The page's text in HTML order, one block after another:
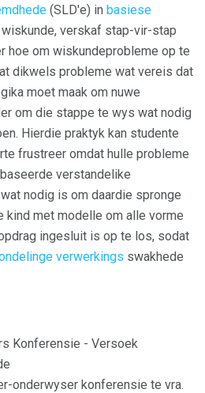
(SLD'e) in basiese
verskaf stap-vir-stap
hoe om wiskundeprobleme op te
dikwels probleme wat vereis dat
moet maak om nuwe
om die stappe te wys wat nodig
Hierdie praktyk kan studente
frustreer omdat hulle probleme
verstandelike
nodig is om daardie spronge
kind met modelle om alle vorme
ingesluit is op te los, sodat
verwerkings swakhede
Konferensie - Versoek
onderwyser konferensie te vra.